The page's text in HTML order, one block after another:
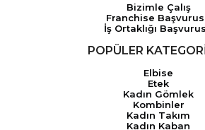
Bizimle Çalış
Franchise
İş Ortaklığı
POPÜLER
Elbise
Etek
Kadın Gömlek
Kombinler
Kadın Takım
Kadın Kaban